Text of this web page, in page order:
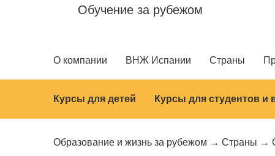
Обучение за рубежом
О компании ВНЖ Испании Страны
Курсы для детей Курсы для студентов и
Образование и жизнь за рубежом Страны